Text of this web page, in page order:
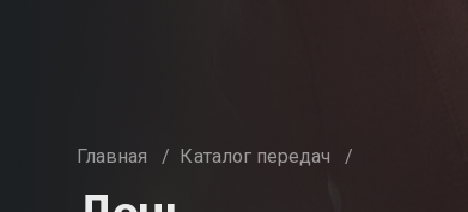
Главная / Каталог передач /